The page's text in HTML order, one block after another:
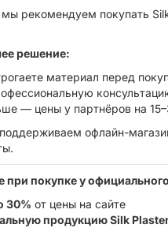
рекомендуем покупать
решение:
материал перед
— цены у партнёров на
офлайн-
при покупке у
30% от цены на сайте
продукцию Silk